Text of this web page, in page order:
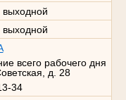
выходной
выходной
всего рабочего дня
д. 28
34